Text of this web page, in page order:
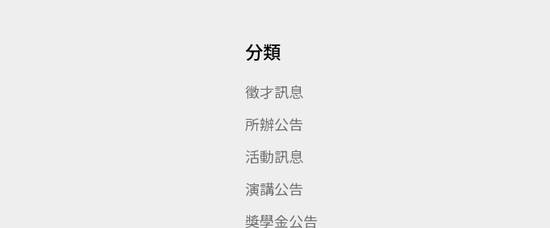
分類
徵才訊息
所辦公告
活動訊息
演講公告
獎學金公告